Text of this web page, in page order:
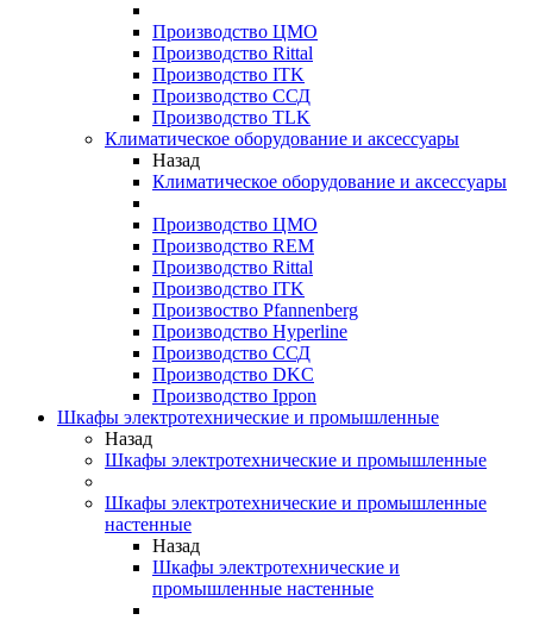
Производство ЦМО
Производство Rittal
Производство ITK
Производство ССД
Производство TLK
Климатическое оборудование и аксессуары
Назад
Климатическое оборудование и аксессуары
Производство ЦМО
Производство REM
Производство Rittal
Производство ITK
Произвоство Pfannenberg
Производство Hyperline
Производство ССД
Производство DKC
Производство Ippon
Шкафы электротехнические и промышленные
Назад
Шкафы электротехнические и промышленные
Шкафы электротехнические и промышленные
настенные
Назад
Шкафы электротехнические и
промышленные настенные